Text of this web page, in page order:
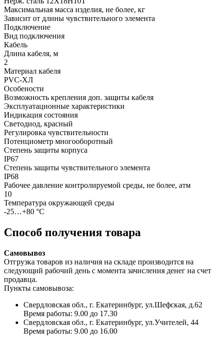
Максимальная масса изделия, не более, кг
Зависит от длины чувствительного элемента
Подключение
Вид подключения
Кабель
Длина кабеля, м
2
Материал кабеля
PVC-ХЛ
Особености
Возможность крепления доп. защиты кабеля
Эксплуатационные характеристики
Индикация состояния
Светодиод, красный
Регулировка чувствительности
Потенциометр многооборотный
Степень защиты корпуса
IP67
Степень защиты чувствительного элемента
IP68
Рабочее давление контролируемой среды, не более, атм
10
Температура окружающей среды
-25…+80 °С
Способ получения товара
Самовывоз
Отгрузка товаров из наличия на складе производится на
следующий рабочий день с момента зачисления денег на счет
продавца.
Пункты самовывоза:
Свердловская обл., г. Екатеринбург, ул.Шефская, д.62
Время работы: 9.00 до 17.30
Свердловская обл., г. Екатеринбург, ул.Учителей, 44
Время работы: 9.00 до 16.00